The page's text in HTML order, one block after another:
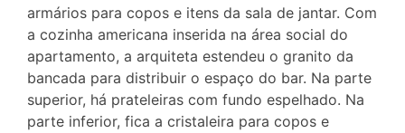
armários para copos e itens da sala de jantar. Com
a cozinha americana inserida na área social do
apartamento, a arquiteta estendeu o granito da
bancada para distribuir o espaço do bar. Na parte
superior, há prateleiras com fundo espelhado. Na
parte inferior, fica a cristaleira para copos e